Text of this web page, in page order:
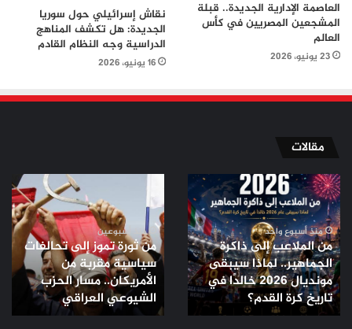
العاصمة الإدارية الجديدة.. قبلة
المشجعين المصريين في كأس
العالم
23 يونيو، 2026
نقاش إسرائيلي حول سوريا
الجديدة: هل تكشف المناهج
الدراسية وجه النظام القادم
16 يونيو، 2026
مقالات
من
الملاعب
إلى
ذاكرة
الجماهير..
لماذا
سيبقى
مونديال
2026
منذ أسبوع واحد
من الملاعب إلى ذاكرة
الجماهير.. لماذا سيبقى
مونديال 2026 خالدًا في
تاريخ كرة القدم؟
ثورة
تموز
إلى
تحالفات
سياسية
مقربة
من
الأمريكان..
منذ أسبوعين
من ثورة تموز إلى تحالفات
سياسية مقربة من
الأمريكان.. مسار الحزب
الشيوعي العراقي